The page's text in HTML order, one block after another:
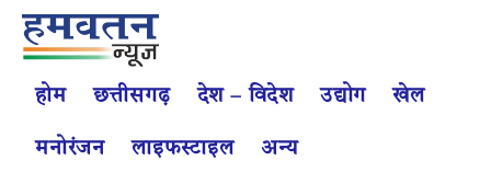
होम छत्तीसगढ़ देश – विदेश उद्योग खेल
मनोरंजन लाइफस्टाइल अन्य